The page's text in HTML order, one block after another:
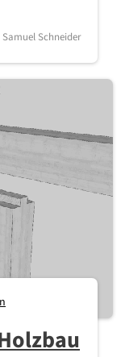
Samuel Schneider